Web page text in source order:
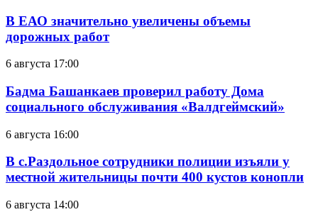
В ЕАО значительно увеличены объемы
дорожных работ
6 августа 17:00
Бадма Башанкаев проверил работу Дома
социального обслуживания «Валдгеймский»
6 августа 16:00
В с.Раздольное сотрудники полиции изъяли у
местной жительницы почти 400 кустов конопли
6 августа 14:00